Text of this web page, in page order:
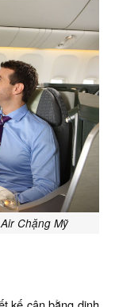
Chặng Mỹ